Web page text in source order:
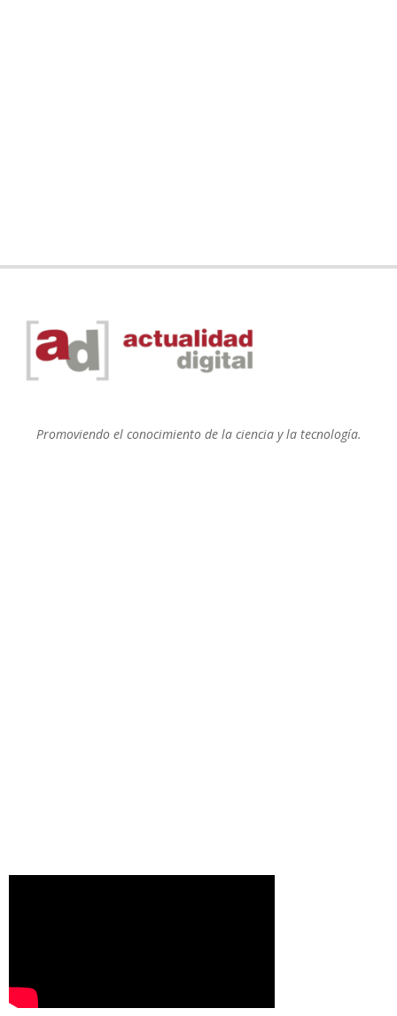
Promoviendo el conocimiento de la ciencia y la tecnología.